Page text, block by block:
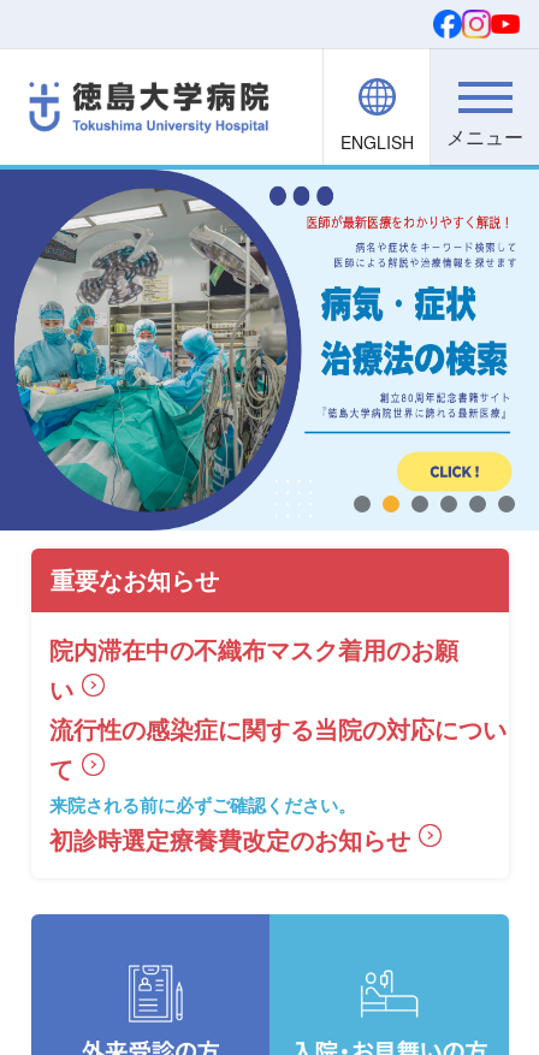
ご寄付
ENGLISH 検索
院内職員向け
文字・背景
重要なお知らせ
院内滞在中の不織布マスク着用のお願
い
流行性の感染症に関する当院の対応につい
て
来院される前に必ずご確認ください。
初診時選定療養費改定のお知らせ